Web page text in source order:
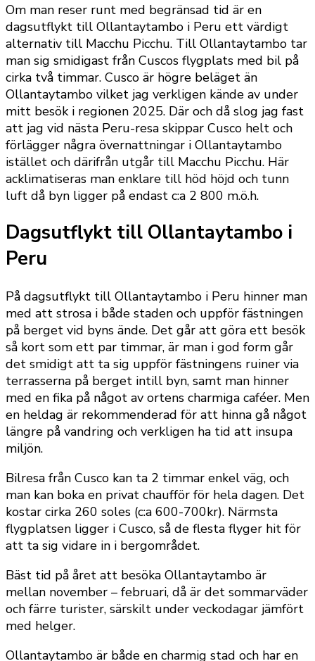
Om man reser runt med begränsad tid är en
dagsutflykt till Ollantaytambo i Peru ett värdigt
alternativ till Macchu Picchu. Till Ollantaytambo tar
man sig smidigast från Cuscos flygplats med bil på
cirka två timmar. Cusco är högre beläget än
Ollantaytambo vilket jag verkligen kände av under
mitt besök i regionen 2025. Där och då slog jag fast
att jag vid nästa Peru-resa skippar Cusco helt och
förlägger några övernattningar i Ollantaytambo
istället och därifrån utgår till Macchu Picchu. Här
acklimatiseras man enklare till höd höjd och tunn
luft då byn ligger på endast c:a 2 800 m.ö.h.
Dagsutflykt till Ollantaytambo i
Peru
På dagsutflykt till Ollantaytambo i Peru hinner man
med att strosa i både staden och uppför fästningen
på berget vid byns ände. Det går att göra ett besök
så kort som ett par timmar, är man i god form går
det smidigt att ta sig uppför fästningens ruiner via
terrasserna på berget intill byn, samt man hinner
med en fika på något av ortens charmiga caféer. Men
en heldag är rekommenderad för att hinna gå något
längre på vandring och verkligen ha tid att insupa
miljön.
Bilresa från Cusco kan ta 2 timmar enkel väg, och
man kan boka en privat chaufför för hela dagen. Det
kostar cirka 260 soles (c:a 600-700kr). Närmsta
flygplatsen ligger i Cusco, så de flesta flyger hit för
att ta sig vidare in i bergområdet.
Bäst tid på året att besöka Ollantaytambo är
mellan november – februari, då är det sommarväder
och färre turister, särskilt under veckodagar jämfört
med helger.
Ollantaytambo är både en charmig stad och har en